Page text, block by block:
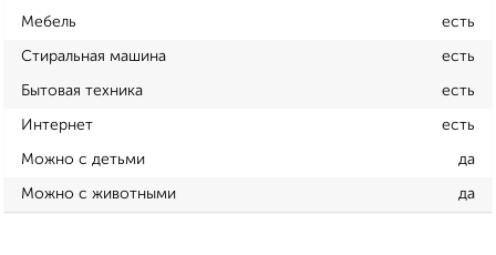
Мебель есть
Стиральная машина есть
Бытовая техника есть
Интернет есть
Можно с детьми да
Можно с животными да